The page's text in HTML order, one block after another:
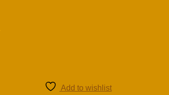
Add to wishlist